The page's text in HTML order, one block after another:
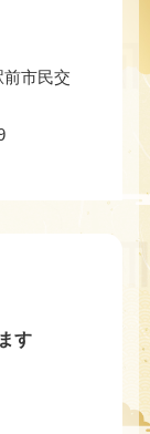
市民交
す